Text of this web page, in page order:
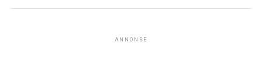
ANNONSE